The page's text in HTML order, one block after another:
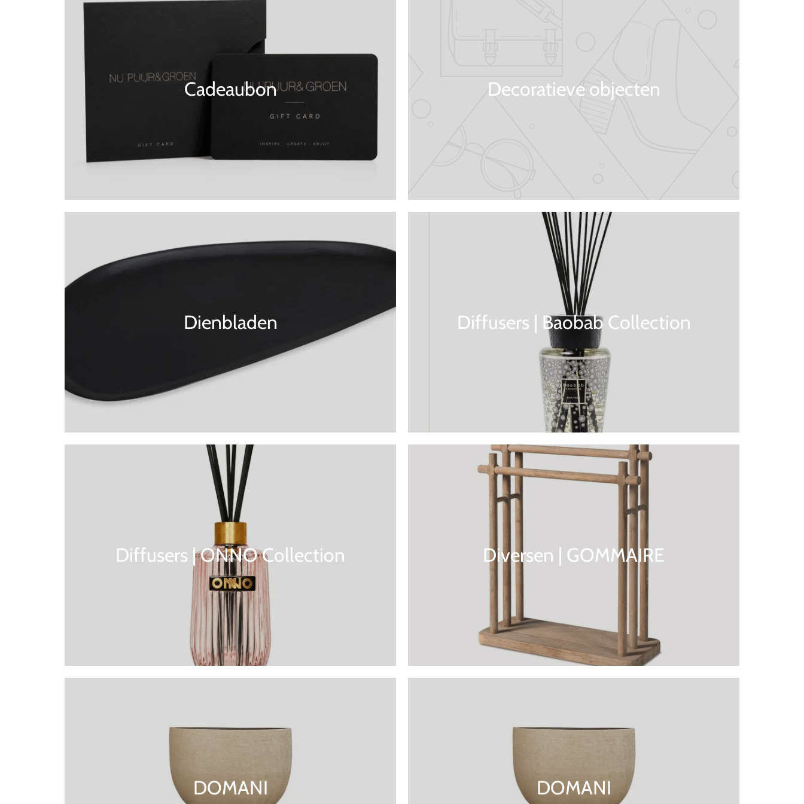
Cadeaubon Decoratieve objecten
Dienbladen Diffusers | Baobab Collection
Diffusers | ONNO Collection Diversen | GOMMAIRE
DOMANI DOMANI